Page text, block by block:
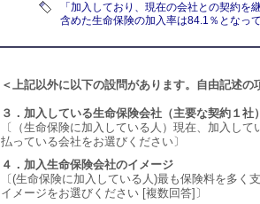
「加入しており、現在の会社との契約
含めた生命保険の加入率は84.1％となっ
＜上記以外に以下の設問があります。自由記述の
３．加入している生命保険会社（主要な契約１社
〔（生命保険に加入している人）現在、加入し
払っている会社をお選びください〕
４．加入生命保険会社のイメージ
〔(生命保険に加入している人)最も保険料を多
イメージをお選びください [複数回答]〕